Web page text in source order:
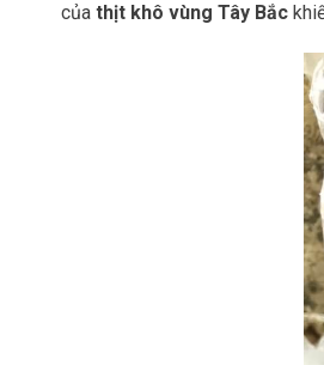
của thịt khô vùng Tây Bắc